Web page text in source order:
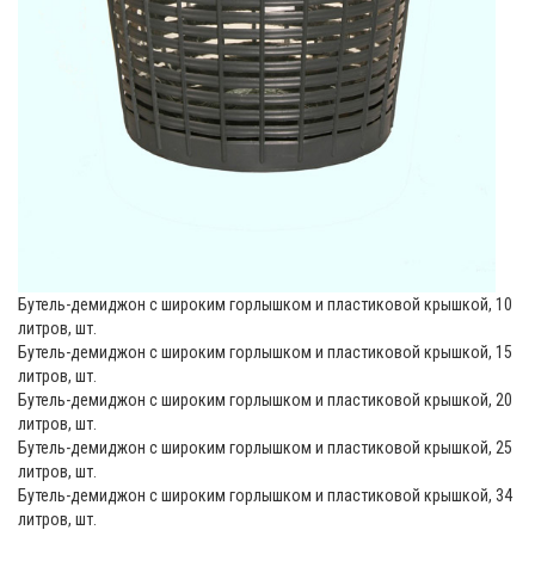
Бутель-демиджон с широким горлышком и пластиковой крышкой, 10
литров, шт.
Бутель-демиджон с широким горлышком и пластиковой крышкой, 15
литров, шт.
Бутель-демиджон с широким горлышком и пластиковой крышкой, 20
литров, шт.
Бутель-демиджон с широким горлышком и пластиковой крышкой, 25
литров, шт.
Бутель-демиджон с широким горлышком и пластиковой крышкой, 34
литров, шт.